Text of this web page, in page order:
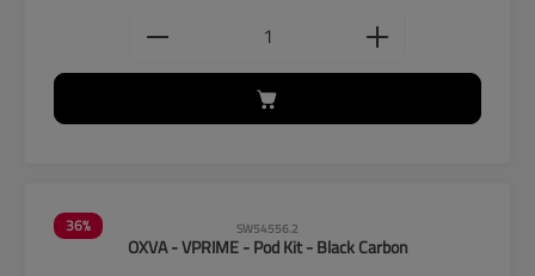
Produkt Anzahl: Gib den
36% SW54556.2
OXVA - VPRIME - Pod Kit - Black Carbon